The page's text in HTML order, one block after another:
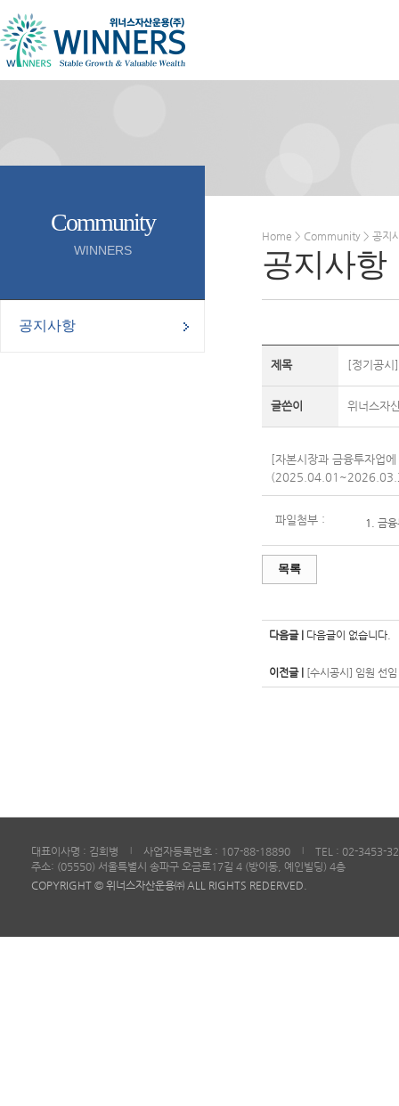
Community
WINNERS
공지사항
Home > Community > 공지
공지사항
제목 [정기공
글쓴이 위너스자
[자본시장과 금융투자업
파일첨부 : 1. 금
목록
다음글 | 다음글이 없습니다.
이전글 | [수시공시] 임원 선
대표이사명 : 김희병 사업자등록번호 : 107-88-18890
TEL : 02-3453-
주소: (05550) 서울특별시 송파구 오금로17길 4 (방이동, 예인빌딩) 4층
COPYRIGHT © 위너스자산운용㈜ ALL RIGHTS REDERVED.